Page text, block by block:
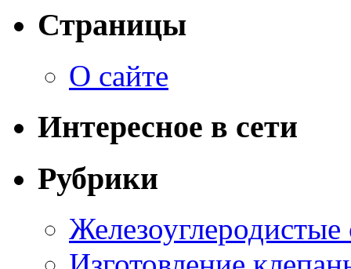
Страницы
О сайте
Интересное в сети
Рубрики
Железоуглеродистые